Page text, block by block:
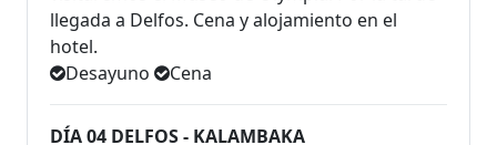
llegada a Delfos. Cena y alojamiento en el
hotel.
Desayuno
Cena
DÍA 04 DELFOS - KALAMBAKA